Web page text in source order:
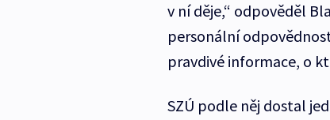
v ní děje,“ odpověděl
personální
pravdivé informace, o
SZÚ podle něj dostal